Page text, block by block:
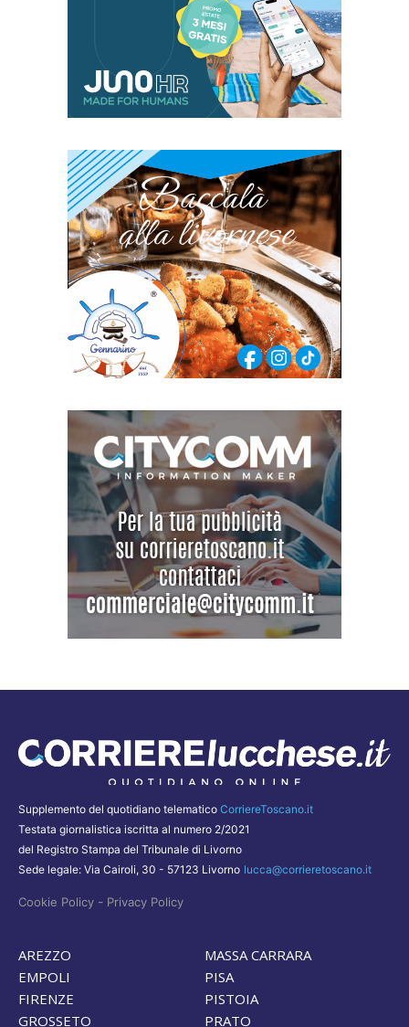
Supplemento del quotidiano telematico CorriereToscano.it
Testata giornalistica iscritta al numero 2/2021
del Registro Stampa del Tribunale di Livorno
Sede legale: Via Cairoli, 30 - 57123 Livorno lucca@corrieretoscano.it
Cookie Policy - Privacy Policy
AREZZO
EMPOLI
FIRENZE
GROSSETO
MASSA CARRARA
PISA
PISTOIA
PRATO